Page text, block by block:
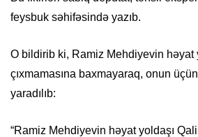
feysbuk səhifəsində yazıb.
O bildirib ki, Ramiz Mehdiyevin həyat
çıxmamasına baxmayaraq, onun
yaradılıb:
“Ramiz Mehdiyevin həyat yoldaşı